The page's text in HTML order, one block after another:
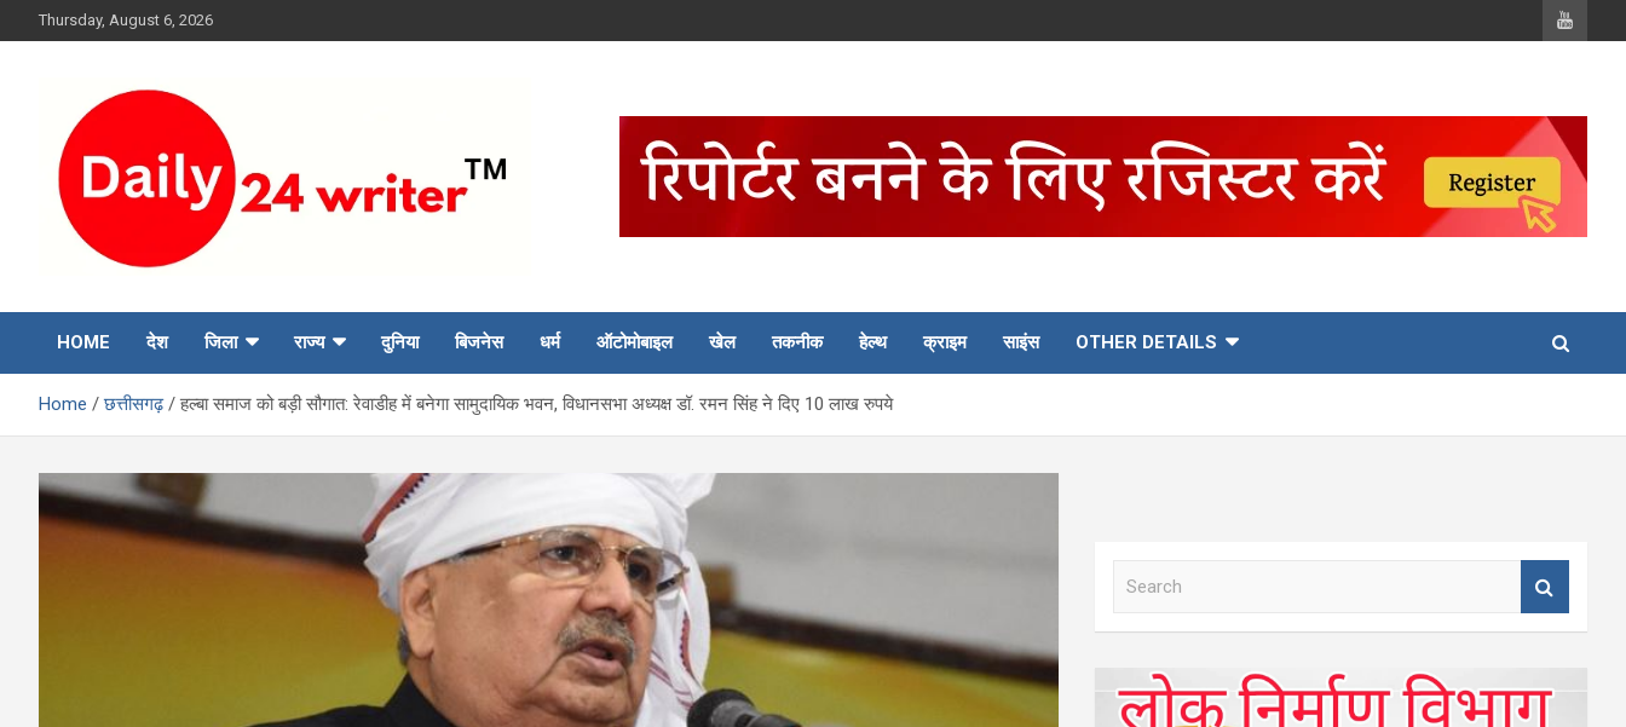
to
Thursday, August 6, 2026
HOME देश जिला राज्य दुनिया बिजनेस धर्म ऑटोमोबाइल खेल तकनीक हेल्थ क्राइम साइंस OTHER DETAILS
Home छत्तीसगढ़ हल्बा समाज को बड़ी सौगात: रेवाडीह में बनेगा सामुदायिक भवन, विधानसभा अध्यक्ष डॉ. रमन सिंह ने दिए 10 लाख रुपये
h